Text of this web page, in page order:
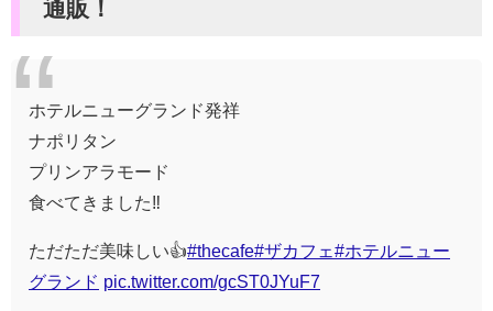
通販！
ホテルニューグランド発祥
ナポリタン
プリンアラモード
食べてきました‼️
ただただ美味しい👍#thecafe#ザカフェ#ホテルニュー
グランド pic.twitter.com/gcST0JYuF7